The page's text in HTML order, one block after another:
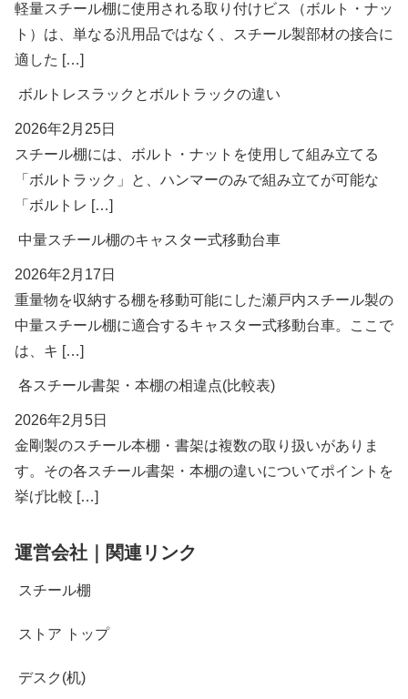
軽量スチール棚に使用される取り付けビス（ボルト・ナッ
ト）は、単なる汎用品ではなく、スチール製部材の接合に
適した […]
ボルトレスラックとボルトラックの違い
2026年2月25日
スチール棚には、ボルト・ナットを使用して組み立てる
「ボルトラック」と、ハンマーのみで組み立てが可能な
「ボルトレ […]
中量スチール棚のキャスター式移動台車
2026年2月17日
重量物を収納する棚を移動可能にした瀬戸内スチール製の
中量スチール棚に適合するキャスター式移動台車。ここで
は、キ […]
各スチール書架・本棚の相違点(比較表)
2026年2月5日
金剛製のスチール本棚・書架は複数の取り扱いがありま
す。その各スチール書架・本棚の違いについてポイントを
挙げ比較 […]
運営会社｜関連リンク
スチール棚
ストア トップ
デスク(机)